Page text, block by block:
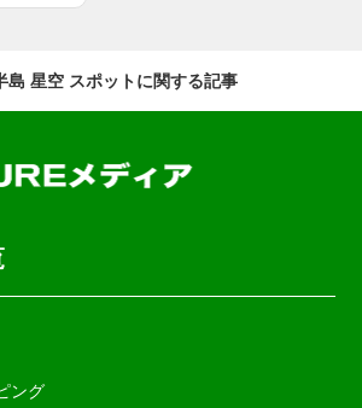
島 星空 スポットに関する記事
ング